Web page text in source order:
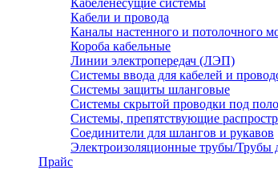
Кабеленесущие системы
Кабели и провода
Каналы настенного и потолочного
Короба кабельные
Линии электропередач (ЛЭП)
Системы ввода для кабелей и
Системы защиты шланговые
Системы скрытой проводки под
Системы, препятствующие
Соединители для шлангов и рукавов
Электроизоляционные трубы/Трубы
Прайс